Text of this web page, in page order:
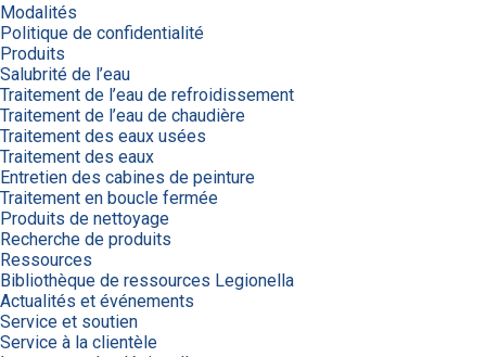
Modalités
Politique de confidentialité
Produits
Salubrité de l’eau
Traitement de l’eau de refroidissement
Traitement de l’eau de chaudière
Traitement des eaux usées
Traitement des eaux
Entretien des cabines de peinture
Traitement en boucle fermée
Produits de nettoyage
Recherche de produits
Ressources
Bibliothèque de ressources Legionella
Actualités et événements
Service et soutien
Service à la clientèle